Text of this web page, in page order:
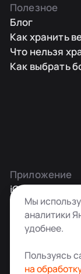
Полезное
Блог
Как хранить
Что нельзя
Как выбрать
Приложение
iOS
Android
Мы
аналитики
удобнее.
Пользуясь
на